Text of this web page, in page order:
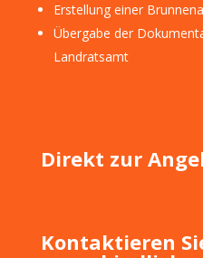
Erstellung einer
Übergabe der
Landratsamt
Direkt zur
Kontaktieren